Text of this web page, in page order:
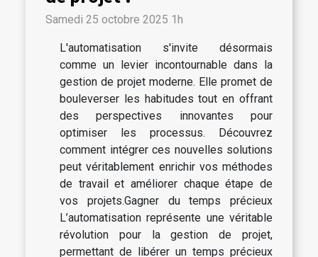
Samedi 25 octobre 2025 1h
L'automatisation s'invite désormais
comme un levier incontournable dans la
gestion de projet moderne. Elle promet de
bouleverser les habitudes tout en offrant
des perspectives innovantes pour
optimiser les processus. Découvrez
comment intégrer ces nouvelles solutions
peut véritablement enrichir vos méthodes
de travail et améliorer chaque étape de
vos projets.Gagner du temps précieux
L’automatisation représente une véritable
révolution pour la gestion de projet,
permettant de libérer un temps précieux